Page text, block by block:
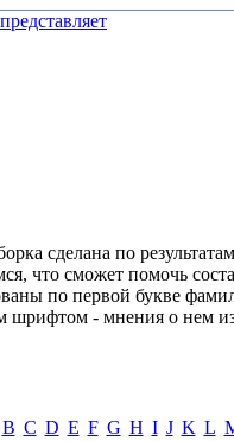
сделана по
что сможет помочь
по первой букве
- мнения о нем из
B C D E F G H I J K L